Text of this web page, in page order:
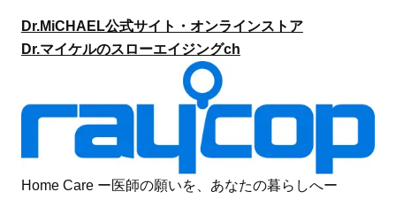
Dr.MiCHAEL公式サイト・オンラインストア
Dr.マイケルのスローエイジングch
Home Care ー医師の願いを、あなたの暮らしへー